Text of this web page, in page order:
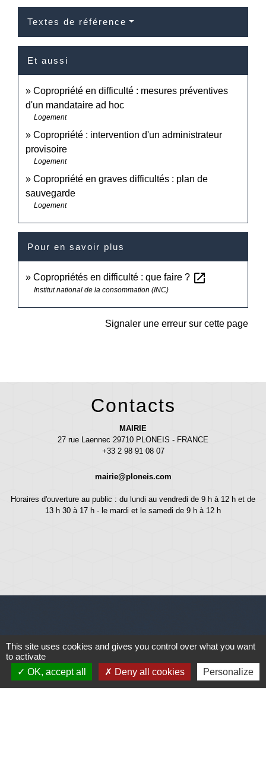
Textes de référence
Et aussi
Copropriété en difficulté : mesures préventives
d'un mandataire ad hoc
Logement
Copropriété : intervention d'un administrateur
provisoire
Logement
Copropriété en graves difficultés : plan de
sauvegarde
Logement
Pour en savoir plus
Copropriétés en difficulté : que faire ? open_in_new
Institut national de la consommation (INC)
Signaler une erreur sur cette page
Contacts
MAIRIE
27 rue Laennec 29710 PLONEIS - FRANCE
+33 2 98 91 08 07
mairie@ploneis.com
Horaires d'ouverture au public : du lundi au vendredi de 9 h à 12 h et de
13 h 30 à 17 h - le mardi et le samedi de 9 h à 12 h
Liens
Météo
This site uses cookies and gives you control over what you want
to activate
OK, accept all
Deny all cookies Personalize